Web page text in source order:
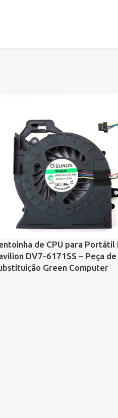
de CPU para Portátil
DV7-6171SS – Peça de
Green Computer